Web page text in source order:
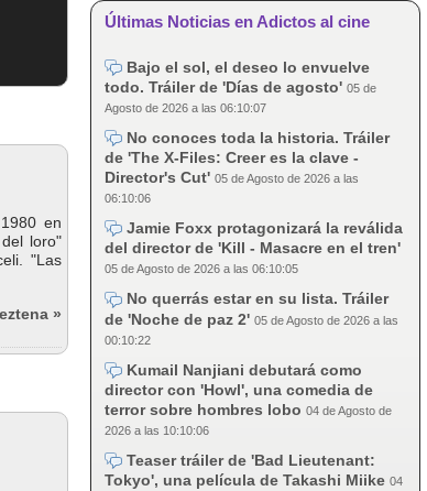
en
loro"
"Las
»
Últimas Noticias en Adictos al cine
Bajo el sol, el deseo lo envuelve
todo. Tráiler de 'Días de agosto' 05 de
Agosto de 2026 a las 06:10:07
No conoces toda la historia. Tráiler
de 'The X-Files: Creer es la clave -
Director's Cut' 05 de Agosto de 2026 a las
06:10:06
Jamie Foxx protagonizará la reválida
del director de 'Kill - Masacre en el tren'
05 de Agosto de 2026 a las 06:10:05
No querrás estar en su lista. Tráiler
de 'Noche de paz 2' 05 de Agosto de 2026 a las
00:10:22
Kumail Nanjiani debutará como
director con 'Howl', una comedia de
terror sobre hombres lobo 04 de Agosto de
2026 a las 10:10:06
Teaser tráiler de 'Bad Lieutenant:
Tokyo', una película de Takashi Miike 04